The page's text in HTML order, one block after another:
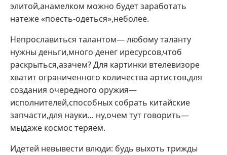
элитой,анамелком можно будет заработать
натеже «поесть-одеться»,неболее.
Непрославиться талантом— любому таланту
нужны деньги,много денег иресурсов,чтоб
раскрыться,азачем? Для картинки втелевизоре
хватит ограниченного количества артистов,для
создания очередного оружия—
исполнителей,способных собрать китайские
запчасти,для науки… ну,очем тут говорить—
мыдаже космос теряем.
Идетей невывести влюди: будь выхоть трижды